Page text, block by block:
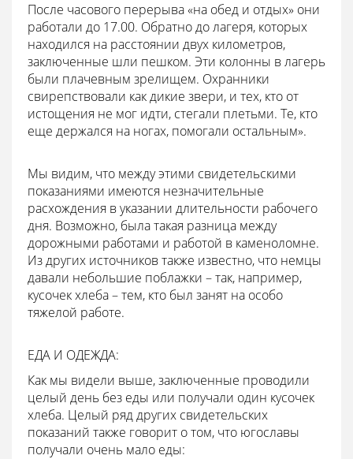
После часового перерыва «на обед и отдых» они
работали до 17.00. Обратно до лагеря, которых
находился на расстоянии двух километров,
заключенные шли пешком. Эти колонны в лагерь
были плачевным зрелищем. Охранники
свирепствовали как дикие звери, и тех, кто от
истощения не мог идти, стегали плетьми. Те, кто
еще держался на ногах, помогали остальным».
Мы видим, что между этими свидетельскими
показаниями имеются незначительные
расхождения в указании длительности рабочего
дня. Возможно, была такая разница между
дорожными работами и работой в каменоломне.
Из других источников также известно, что немцы
давали небольшие поблажки – так, например,
кусочек хлеба – тем, кто был занят на особо
тяжелой работе.
ЕДА И ОДЕЖДА:
Как мы видели выше, заключенные проводили
целый день без еды или получали один кусочек
хлеба. Целый ряд других свидетельских
показаний также говорит о том, что югославы
получали очень мало еды: